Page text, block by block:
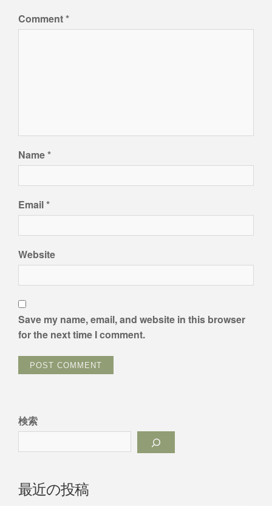
Comment*
Name*
Email*
Website
Save my name, email, and website in this browser
for the next time I comment.
検索
最近の投稿